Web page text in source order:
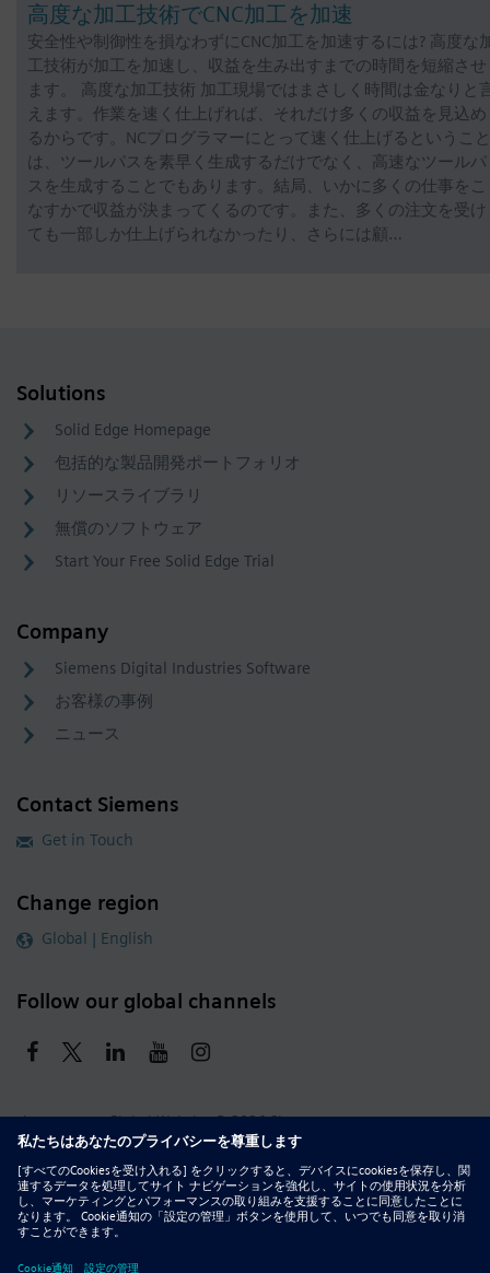
高度な加工技術でCNC加工を加速
安全性や制御性を損なわずにCNC加工を加速するには? 高度な
工技術が加工を加速し、収益を生み出すまでの時間を短縮させ
ます。 高度な加工技術 加工現場ではまさしく時間は金なりと
えます。作業を速く仕上げれば、それだけ多くの収益を見込め
るからです。NCプログラマーにとって速く仕上げるということ
は、ツールパスを素早く生成するだけでなく、高速なツールパ
スを生成することでもあります。結局、いかに多くの仕事をこ
なすかで収益が決まってくるのです。また、多くの注文を受け
ても一部しか仕上げられなかったり、さらには顧…
Solutions
Solid Edge Homepage
包括的な製品開発ポートフォリオ
リソースライブラリ
無償のソフトウェア
Start Your Free Solid Edge Trial
Company
Siemens Digital Industries Software
お客様の事例
ニュース
Contact Siemens
Get in Touch
Change region
Global | English
Follow our global channels
siemens.com Global Website © 2026 Siemens
Whistleblowing
Corporate Information
DMCA
Privacy Notice
Terms of Use
Digital ID Report Piracy